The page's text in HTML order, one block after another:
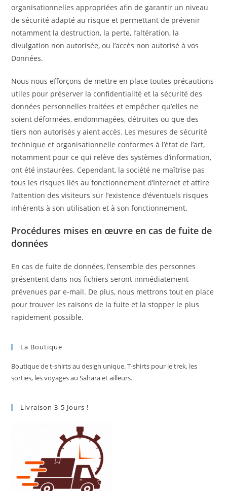
organisationnelles appropriées afin de garantir un niveau
de sécurité adapté au risque et permettant de prévenir
notamment la destruction, la perte, l’altération, la
divulgation non autorisée, ou l’accès non autorisé à vos
Données.
Nous nous efforçons de mettre en place toutes précautions
utiles pour préserver la confidentialité et la sécurité des
données personnelles traitées et empêcher qu’elles ne
soient déformées, endommagées, détruites ou que des
tiers non autorisés y aient accès. Les mesures de sécurité
technique et organisationnelle conformes à l’état de l’art,
notamment pour ce qui relève des systèmes d’information,
ont été instaurées. Cependant, la société ne maîtrise pas
tous les risques liés au fonctionnement d’Internet et attire
l’attention des visiteurs sur l’existence d’éventuels risques
inhérents à son utilisation et à son fonctionnement.
Procédures mises en œuvre en cas de fuite de
données
En cas de fuite de données, l’ensemble des personnes
présentent dans nos fichiers seront immédiatement
prévenues par e-mail. De plus, nous mettrons tout en place
pour trouver les raisons de la fuite et la stopper le plus
rapidement possible.
La Boutique
Boutique de t-shirts au design unique. T-shirts pour le trek, les
sorties, les voyages au Sahara et ailleurs.
Livraison 3-5 Jours !